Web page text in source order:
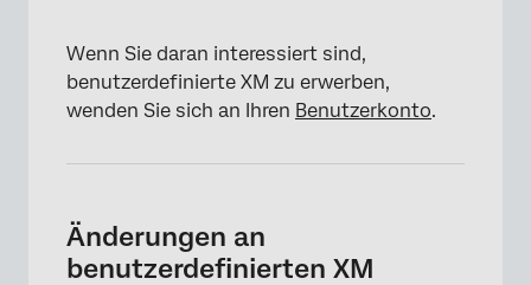
Wenn Sie daran interessiert sind,
benutzerdefinierte XM zu erwerben,
wenden Sie sich an Ihren Benutzerkonto.
Änderungen an
benutzerdefinierten XM